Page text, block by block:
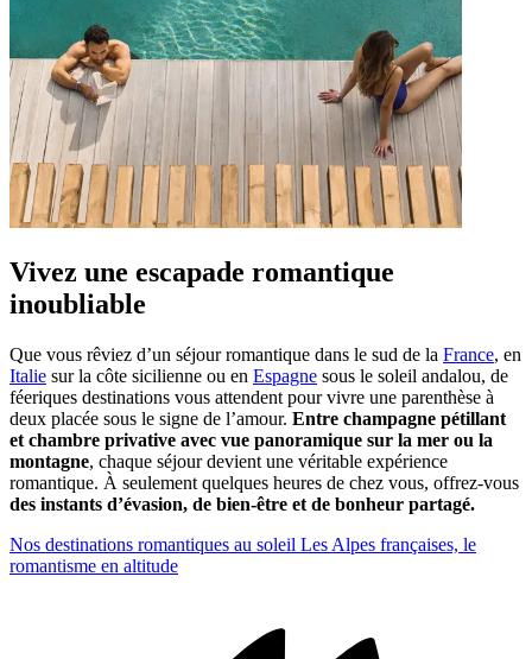
Vivez une escapade romantique
inoubliable
Que vous rêviez d’un séjour romantique dans le sud de la France, en
Italie sur la côte sicilienne ou en Espagne sous le soleil andalou, de
féeriques destinations vous attendent pour vivre une parenthèse à
deux placée sous le signe de l’amour. Entre champagne pétillant
et chambre privative avec vue panoramique sur la mer ou la
montagne, chaque séjour devient une véritable expérience
romantique. À seulement quelques heures de chez vous, offrez-vous
des instants d’évasion, de bien-être et de bonheur partagé.
Nos destinations romantiques au soleil Les Alpes françaises, le
romantisme en altitude